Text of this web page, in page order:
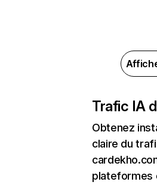
Trafic IA
Obtenez
claire du
plateformes